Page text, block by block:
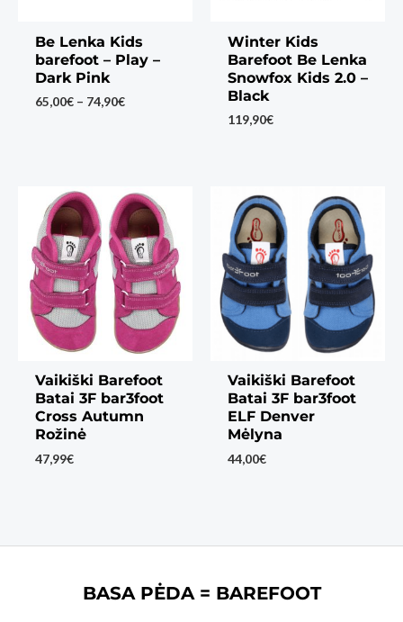
Be Lenka Kids
barefoot – Play –
Dark Pink
65,00€ – 74,90€Price
Winter Kids
Barefoot Be Lenka
Snowfox Kids 2.0 –
Black
119,90€
Vaikiški Barefoot
Batai 3F bar3foot
Cross Autumn
Rožinė
47,99€
Vaikiški Barefoot
Batai 3F bar3foot
ELF Denver
Mėlyna
44,00€
BASA PĖDA = BAREFOOT